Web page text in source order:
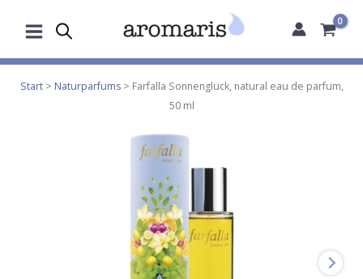
Inhalt
Start> Naturparfums> Farfalla Sonnenglück, natural eau de parfum,
50 ml